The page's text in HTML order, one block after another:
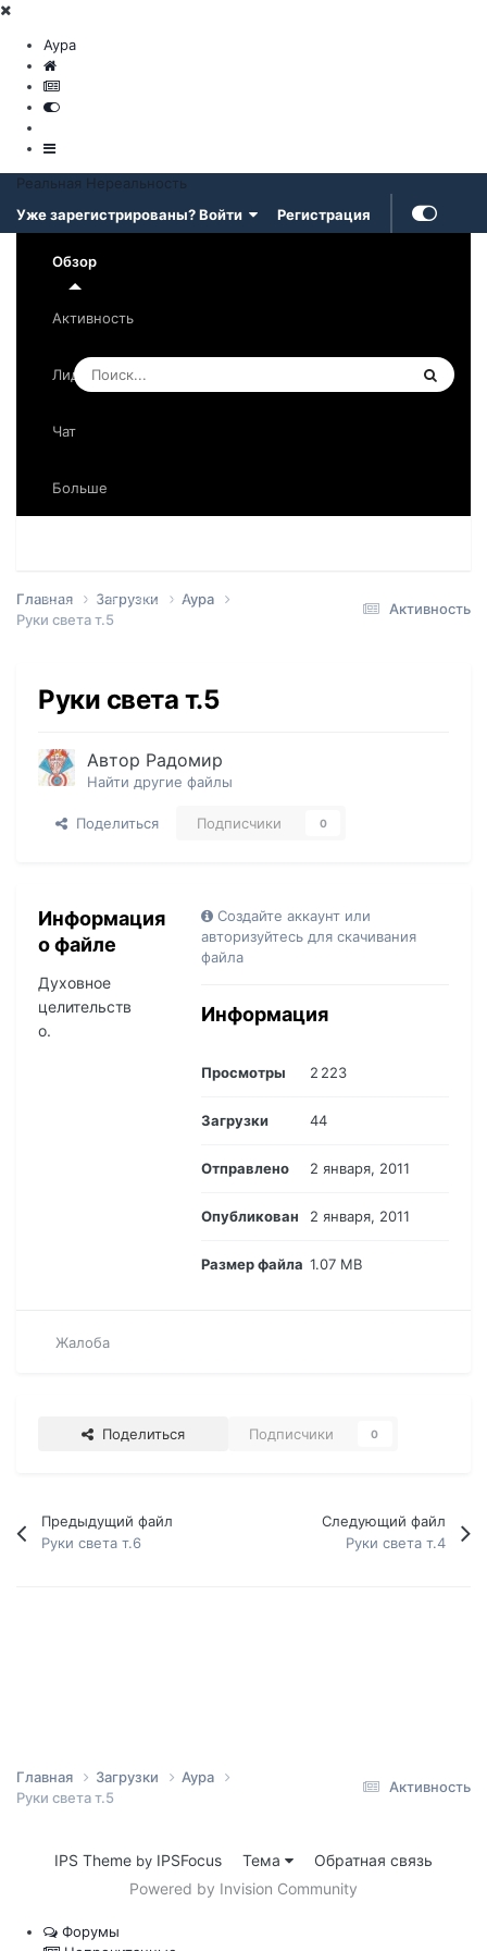
Аура
Реальная Нереальность
Уже зарегистрированы? Войти
Регистрация
Обзор
Пользователи онлайн Лидеры
Активность
Лидеры
Чат
Больше
Активность
Главная Загрузки
Аура
Руки света т.5
Руки света т.5
Автор Радомир
Найти другие файлы
Поделиться Подписчики 0
Информация
о файле
Духовное
целительств
о.
Создайте аккаунт или
авторизуйтесь для скачивания
файла
Информация
Просмотры 2 223
Загрузки 44
Отправлено 2 января, 2011
Опубликован 2 января, 2011
Размер файла 1.07 MB
Жалоба
Поделиться Подписчики 0
Предыдущий файл
Руки света т.6
Следующий файл
Руки света т.4
Активность
Главная Загрузки
Аура
Руки света т.5
IPS Theme by IPSFocus Тема
Обратная связь
Powered by Invision Community
Форумы